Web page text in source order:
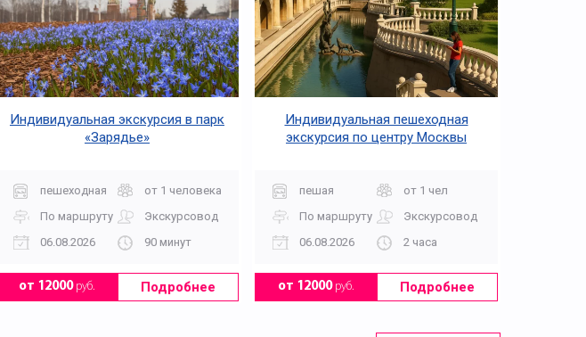
Индивидуальная экскурсия в парк
«Зарядье»
пешеходная
от 1 человека
По маршруту
Экскурсовод
06.08.2026
90 минут
от 12000руб. Подробнее
Индивидуальная пешеходная
экскурсия по центру Москвы
пешая
от 1 чел
По маршруту
Экскурсовод
06.08.2026
2 часа
от 12000руб. Подробнее